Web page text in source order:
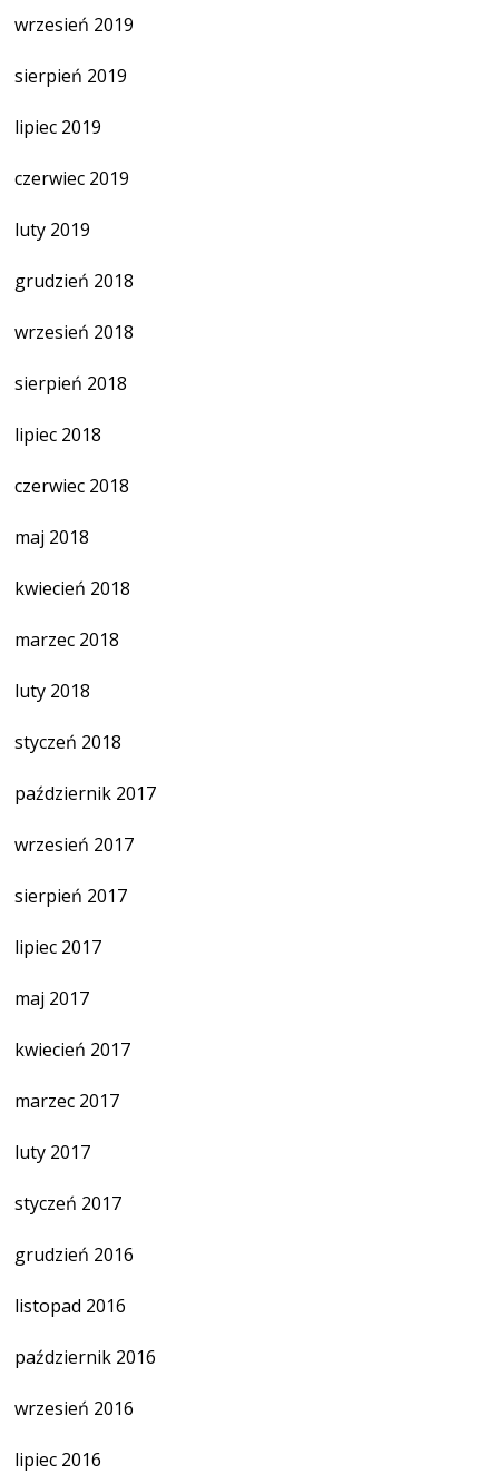
wrzesień 2019
sierpień 2019
lipiec 2019
czerwiec 2019
luty 2019
grudzień 2018
wrzesień 2018
sierpień 2018
lipiec 2018
czerwiec 2018
maj 2018
kwiecień 2018
marzec 2018
luty 2018
styczeń 2018
październik 2017
wrzesień 2017
sierpień 2017
lipiec 2017
maj 2017
kwiecień 2017
marzec 2017
luty 2017
styczeń 2017
grudzień 2016
listopad 2016
październik 2016
wrzesień 2016
lipiec 2016